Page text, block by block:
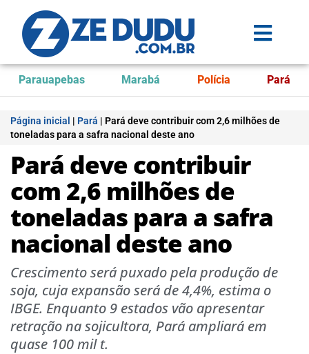
Parauapebas Marabá Polícia Pará
Página inicial | Pará | Pará deve contribuir com 2,6 milhões de
toneladas para a safra nacional deste ano
Pará deve contribuir
com 2,6 milhões de
toneladas para a safra
nacional deste ano
Crescimento será puxado pela produção de
soja, cuja expansão será de 4,4%, estima o
IBGE. Enquanto 9 estados vão apresentar
retração na sojicultora, Pará ampliará em
quase 100 mil t.